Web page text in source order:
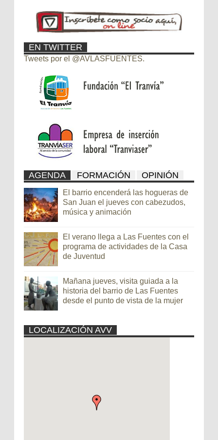
EN TWITTER
Tweets por el @AVLASFUENTES.
AGENDA FORMACIÓN OPINIÓN
El barrio encenderá las hogueras de
San Juan el jueves con cabezudos,
música y animación
El verano llega a Las Fuentes con el
programa de actividades de la Casa
de Juventud
Mañana jueves, visita guiada a la
historia del barrio de Las Fuentes
desde el punto de vista de la mujer
LOCALIZACIÓN AVV